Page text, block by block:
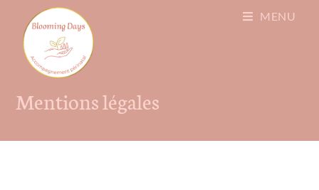
MENU
Mentions légales